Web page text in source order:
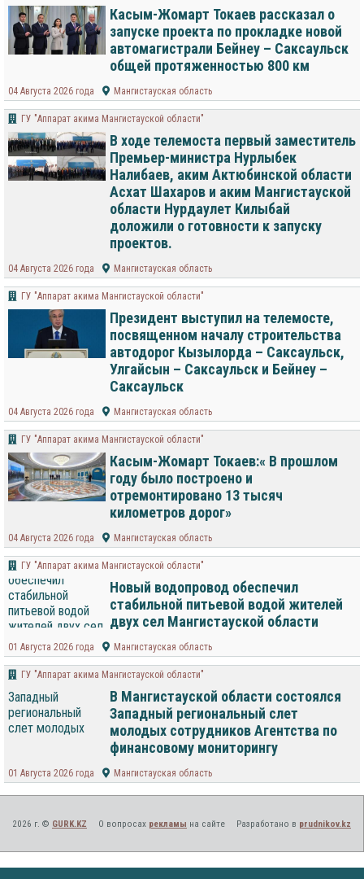
Касым-Жомарт Токаев рассказал о
запуске проекта по прокладке новой
автомагистрали Бейнеу – Саксаульск
общей протяженностью 800 км
04 Августа 2026 года Мангистауская область
ГУ "Аппарат акима Мангистауской области"
В ходе телемоста первый заместитель
Премьер-министра Нурлыбек
Налибаев, аким Актюбинской области
Асхат Шахаров и аким Мангистауской
области Нурдаулет Килыбай
доложили о готовности к запуску
проектов.
04 Августа 2026 года Мангистауская область
ГУ "Аппарат акима Мангистауской области"
Президент выступил на телемосте,
посвященном началу строительства
автодорог Кызылорда – Саксаульск,
Улгайсын – Саксаульск и Бейнеу –
Саксаульск
04 Августа 2026 года Мангистауская область
ГУ "Аппарат акима Мангистауской области"
Касым-Жомарт Токаев:« В прошлом
году было построено и
отремонтировано 13 тысяч
километров дорог»
04 Августа 2026 года Мангистауская область
ГУ "Аппарат акима Мангистауской области"
Новый водопровод обеспечил
стабильной питьевой водой жителей
двух сел Мангистауской области
01 Августа 2026 года Мангистауская область
ГУ "Аппарат акима Мангистауской области"
В Мангистауской области состоялся
Западный региональный слет
молодых сотрудников Агентства по
финансовому мониторингу
01 Августа 2026 года Мангистауская область
2026 г. © GURK.KZ О вопросах рекламы на сайте Разработано в prudnikov.kz